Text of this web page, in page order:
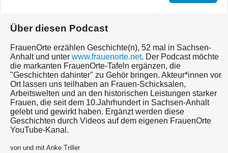
Über diesen Podcast
FrauenOrte erzählen Geschichte(n), 52 mal in Sachsen-
Anhalt und unter www.frauenorte.net. Der Podcast möchte
die markanten FrauenOrte-Tafeln ergänzen, die
"Geschichten dahinter" zu Gehör bringen. Akteur*innen vor
Ort lassen uns teilhaben an Frauen-Schicksalen,
Arbeitswelten und an den historischen Leistungen starker
Frauen, die seit dem 10.Jahrhundert in Sachsen-Anhalt
gelebt und gewirkt haben. Ergänzt werden diese
Geschichten durch Videos auf dem eigenen FrauenOrte
YouTube-Kanal.
von und mit Anke Triller